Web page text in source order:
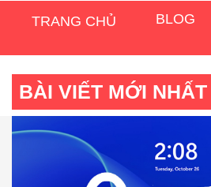
TRANG CHỦ BLOG
BÀI VIẾT MỚI NHẤT